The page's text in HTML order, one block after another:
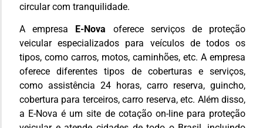
circular com tranquilidade.
A empresa E-Nova oferece serviços de proteção
veicular especializados para veículos de todos os
tipos, como carros, motos, caminhões, etc. A empresa
oferece diferentes tipos de coberturas e serviços,
como assistência 24 horas, carro reserva, guincho,
cobertura para terceiros, carro reserva, etc. Além disso,
a E-Nova é um site de cotação on-line para proteção